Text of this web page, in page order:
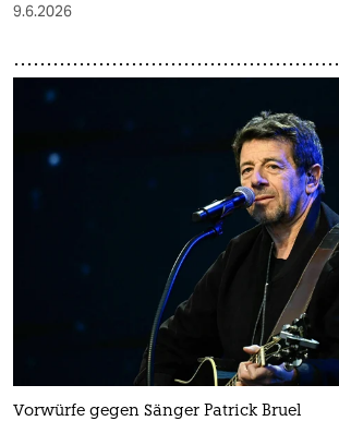
9.6.2026
Vorwürfe gegen Sänger Patrick Bruel